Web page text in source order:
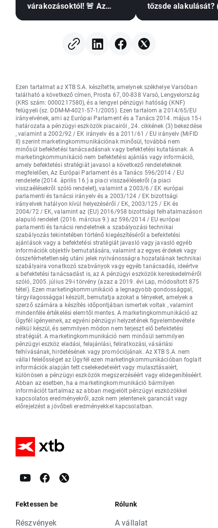
várakozásoktól! 🚨 Az
tőzsde alakulását?
Ezen tartalmat az XTB S.A. készítette, amelynek székhelye Varsóban
található a következő címen, Prosta 67, 00-838 Varsó, Lengyelország
(KRS szám: 0000217580), és a lengyel pénzügyi hatóság (KNF)
felügyeli (sz. DDM-M-4021-57-1/2005). Ezen tartalom a 2014/65/EU
irányelvének, ami az Európai Parlament és a Tanács 2014. május 15-i
határozata a pénzügyi eszközök piacairól , 24. cikkének (3) bekezdése
, valamint a 2002/92 / EK irányelv és a 2011/61 / EU irányelv (MiFID
II) szerint marketingkommunikációnak minősül, továbbá nem
minősül befektetési tanácsadásnak vagy befektetési kutatásnak. A
marketingkommunikáció nem befektetési ajánlás vagy információ,
amely befektetési stratégiát javasol a következő rendeleteknek
megfelelően, Az Európai Parlament és a Tanács 596/2014 / EU
rendelete (2014. április 16.) a piaci visszaélésekről (a piaci
visszaélésekről szóló rendelet), valamint a 2003/6 / EK európai
parlamenti és tanácsi irányelv és a 2003/124 / EK bizottsági
irányelvek hatályon kívül helyezéséről / EK, 2003/125 / EK és
2004/72 / EK, valamint az (EU) 2016/958 bizottsági felhatalmazáson
alapuló rendelet (2016. március 9.) az 596/2014 / EU európai
parlamenti és tanácsi rendeletnek a szabályozási technikai
szabályozás tekintetében történő kiegészítéséről a befektetési
ajánlások vagy a befektetési stratégiát javasló vagy javasló egyéb
információk objektív bemutatására, valamint az egyes érdekek vagy
összeférhetetlenség utáni jelek nyilvánosságra hozatalának technikai
szabályaira vonatkozó szabványok vagy egyéb tanácsadás, ideértve
a befektetési tanácsadást is, az A pénzügyi eszközök kereskedelméről
szóló, 2005. július 29-i törvény (azaz a 2019. évi Lap, módosított 875
tétel). Ezen marketingkommunikáció a legnagyobb gondossággal,
tárgyilagossággal készült, bemutatja azokat a tényeket, amelyek a
szerző számára a készítés időpontjában ismertek voltak , valamint
mindenféle értékelési elemtől mentes. A marketingkommunikáció az
Ügyfél igényeinek, az egyéni pénzügyi helyzetének figyelembevétele
nélkül készül, és semmilyen módon nem terjeszt elő befektetési
stratégiát. A marketingkommunikáció nem minősül semmilyen
pénzügyi eszköz eladási, felajánlási, feliratkozási, vásárlási
felhívásának, hirdetésének vagy promóciójának. Az XTB S.A. nem
vállal felelősséget az Ügyfél ezen marketingkommunikációban foglalt
információk alapján tett cselekedeteiért vagy mulasztásaiért,
különösen a pénzügyi eszközök megszerzéséért vagy elidegenítéséért.
Abban az esetben, ha a marketingkommunikáció bármilyen
információt tartalmaz az abban megjelölt pénzügyi eszközökkel
kapcsolatos eredményekről, azok nem jelentenek garanciát vagy
előrejelzést a jövőbeli eredményekkel kapcsolatban.
Fektessen be
Részvények
Rólunk
A vállalat